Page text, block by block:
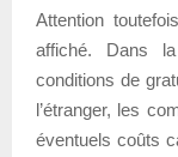
Attention
affiché. Dans
conditions de
l’étranger, les
éventuels coûts